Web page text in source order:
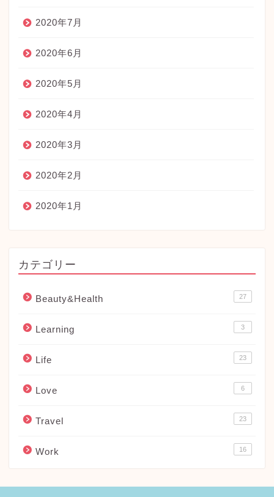
2020年7月
2020年6月
2020年5月
2020年4月
2020年3月
2020年2月
2020年1月
カテゴリー
Beauty&Health 27
Learning 3
Life 23
Love 6
Travel 23
Work 16